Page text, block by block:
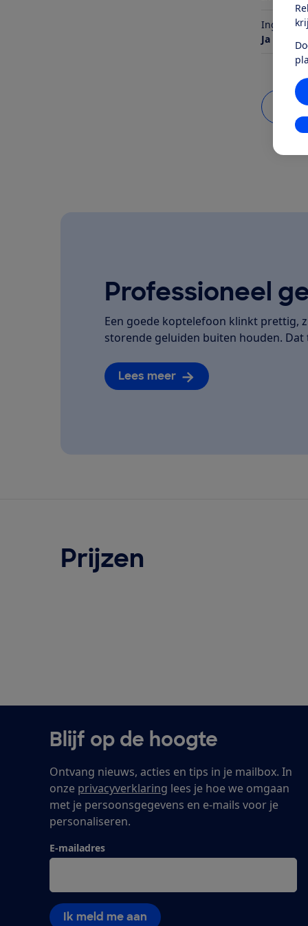
Ja
Professioneel
Een goede koptelefoon klinkt prettig,
storende geluiden buiten houden. Dat
Lees meer
Prijzen
Blijf op de hoogte
Ontvang nieuws, acties en tips in je mailbox. In
onze privacyverklaring lees je hoe we omgaan
met je persoonsgegevens en e-mails voor je
personaliseren.
E-mailadres
Ik meld me aan